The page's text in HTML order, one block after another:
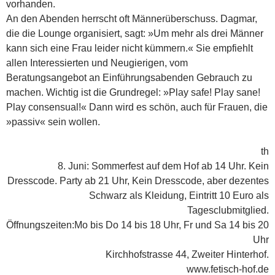
vorhanden.
An den Abenden herrscht oft Männerüberschuss. Dagmar,
die die Lounge organisiert, sagt: »Um mehr als drei Männer
kann sich eine Frau leider nicht kümmern.« Sie empfiehlt
allen Interessierten und Neugierigen, vom
Beratungsangebot an Einführungsabenden Gebrauch zu
machen. Wichtig ist die Grundregel: »Play safe! Play sane!
Play consensual!« Dann wird es schön, auch für Frauen, die
»passiv« sein wollen.
th
8. Juni: Sommerfest auf dem Hof ab 14 Uhr. Kein
Dresscode. Party ab 21 Uhr, Kein Dresscode, aber dezentes
Schwarz als Kleidung, Eintritt 10 Euro als
Tagesclubmitglied.
Öffnungszeiten:Mo bis Do 14 bis 18 Uhr, Fr und Sa 14 bis 20
Uhr
Kirchhofstrasse 44, Zweiter Hinterhof.
www.fetisch-hof.de